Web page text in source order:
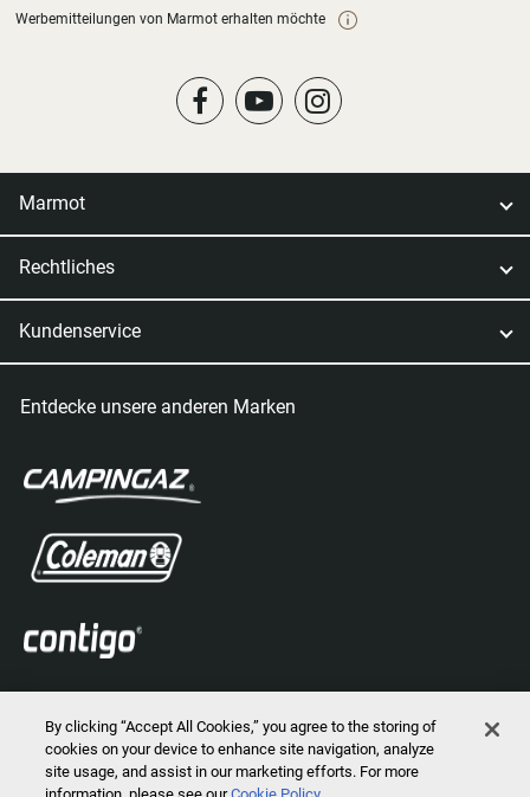
Werbemitteilungen von Marmot erhalten möchte
Marmot
Rechtliches
Kundenservice
Entdecke unsere anderen Marken
By clicking “Accept All Cookies,” you agree to the storing of
cookies on your device to enhance site navigation, analyze
site usage, and assist in our marketing efforts. For more